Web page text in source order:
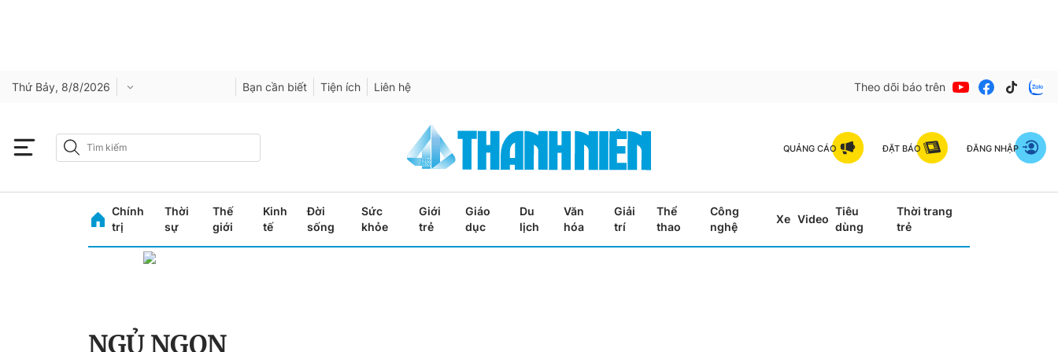
Thứ Bảy, 8/8/2026 Bạn cần biết Tiện ích Liên hệ Theo dõi báo trên
QUẢNG CÁO ĐẶT BÁO ĐĂNG NHẬP
Chính
trị
Thời
sự
Thế
giới
Kinh
tế
Đời
sống
Sức
khỏe
Giới
trẻ
Giáo
dục
Du
lịch
Văn
hóa
Giải
trí
Thể
thao
Công
nghệ
Xe Video
Tiêu
dùng
Thời trang
trẻ
NGỦ NGON